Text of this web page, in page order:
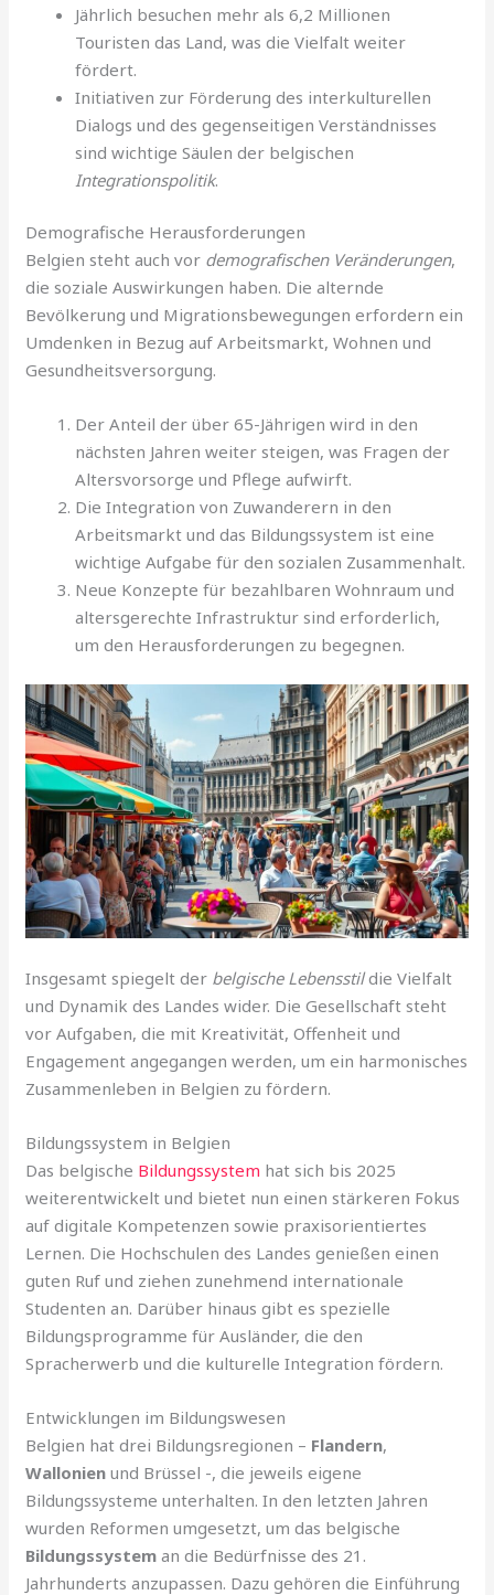
Jährlich besuchen mehr als 6,2 Millionen
Touristen das Land, was die Vielfalt weiter
fördert.
Initiativen zur Förderung des interkulturellen
Dialogs und des gegenseitigen Verständnisses
sind wichtige Säulen der belgischen
Integrationspolitik.
Demografische Herausforderungen
Belgien steht auch vor demografischen Veränderungen,
die soziale Auswirkungen haben. Die alternde
Bevölkerung und Migrationsbewegungen erfordern ein
Umdenken in Bezug auf Arbeitsmarkt, Wohnen und
Gesundheitsversorgung.
Der Anteil der über 65-Jährigen wird in den
nächsten Jahren weiter steigen, was Fragen der
Altersvorsorge und Pflege aufwirft.
Die Integration von Zuwanderern in den
Arbeitsmarkt und das Bildungssystem ist eine
wichtige Aufgabe für den sozialen Zusammenhalt.
Neue Konzepte für bezahlbaren Wohnraum und
altersgerechte Infrastruktur sind erforderlich,
um den Herausforderungen zu begegnen.
Insgesamt spiegelt der belgische Lebensstildie Vielfalt
und Dynamik des Landes wider. Die Gesellschaft steht
vor Aufgaben, die mit Kreativität, Offenheit und
Engagement angegangen werden, um ein harmonisches
Zusammenleben in Belgien zu fördern.
Bildungssystem in Belgien
Das belgische Bildungssystem hat sich bis 2025
weiterentwickelt und bietet nun einen stärkeren Fokus
auf digitale Kompetenzen sowie praxisorientiertes
Lernen. Die Hochschulen des Landes genießen einen
guten Ruf und ziehen zunehmend internationale
Studenten an. Darüber hinaus gibt es spezielle
Bildungsprogramme für Ausländer, die den
Spracherwerb und die kulturelle Integration fördern.
Entwicklungen im Bildungswesen
Belgien hat drei Bildungsregionen – Flandern,
Wallonien und Brüssel -, die jeweils eigene
Bildungssysteme unterhalten. In den letzten Jahren
wurden Reformen umgesetzt, um das belgische
Bildungssystem an die Bedürfnisse des 21.
Jahrhunderts anzupassen. Dazu gehören die Einführung